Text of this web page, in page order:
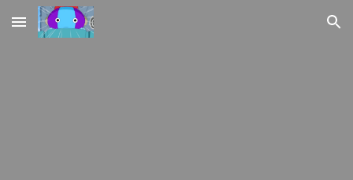
Skip to main content Skip to navigation